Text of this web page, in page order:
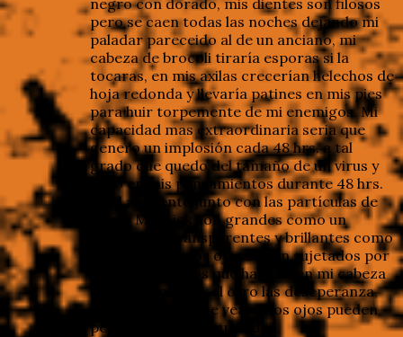
pero se caen todas las noches dejando mi
paladar pareceido al de un anciano, mi
cabeza de brocoli tiraría esporas si la
tocaras, en mis axilas crecerían helechos de
hoja redonda y llevaría patines en mis pies
para huir torpemente de mi enemigos. Mi
capacidad mas extraordinaria seria que
genero un implosión cada 48 hrs. a tal
grado que quedo del tamaño de un virus y
vago en mis pensamientos durante 48 hrs.
en el ambiente junto con las partículas de
polvo. Mis ojos son grandes como un
lemúrido, y transparentes y brillantes como
las canicas, estos ojos serian sujetados por
dos lobos negros que habitan en mi cabeza
uno es el miedo y el otro las deseperanza,
así que cuando me vean a los ojos pueden
percibir luz y obscuridad.